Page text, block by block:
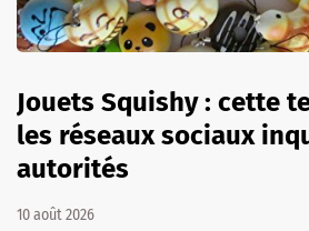
Jouets Squishy : cette
les réseaux sociaux
autorités
10 août 2026